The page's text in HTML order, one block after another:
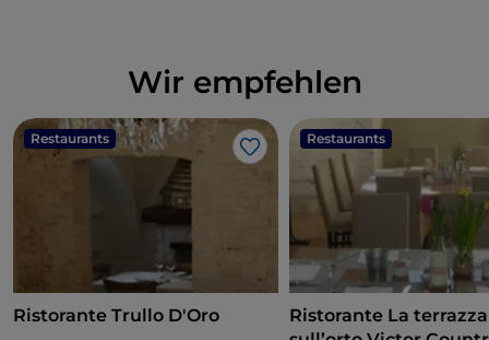
Wir empfehlen
Restaurants
Like
Ristorante Trullo D'Oro
Restaurants
Ristorante La terrazza